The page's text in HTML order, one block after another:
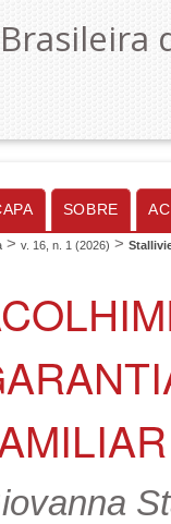
SOBRE
> v. 16, n. 1 (2026) >